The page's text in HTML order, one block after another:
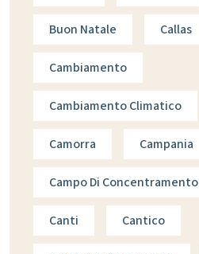
Buon Natale Callas
Cambiamento
Cambiamento Climatico
Camorra Campania
Campo Di Concentramento
Canti Cantico